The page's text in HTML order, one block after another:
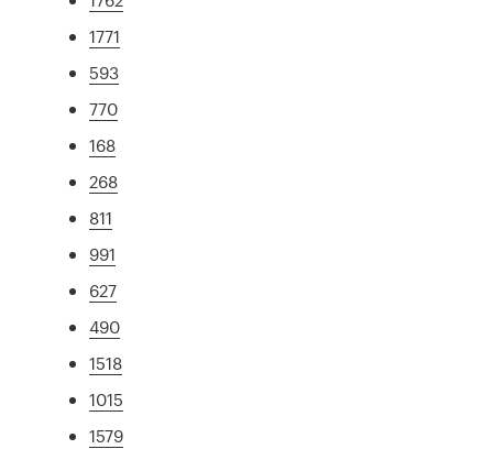
1771
593
770
168
268
811
991
627
490
1518
1015
1579